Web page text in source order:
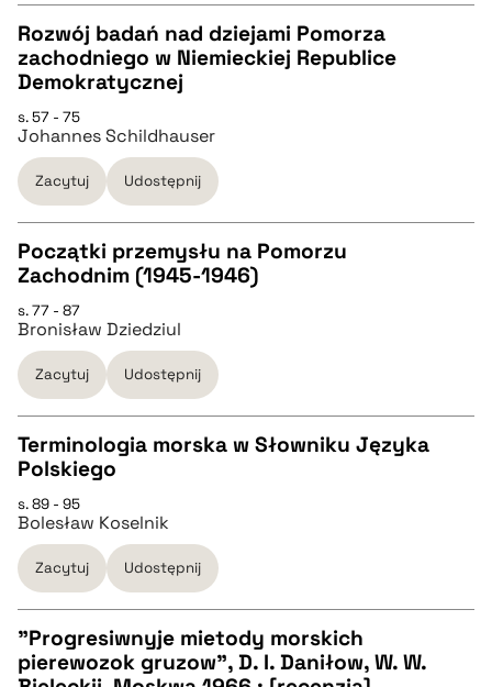
BIBTEX
pobierz cytat
CZYSTY TEKST
pobierz cytat
BIBTEX
pobierz cytat
Rozwój badań nad dziejami Pomorza
zachodniego w Niemieckiej Republice
Demokratycznej
s. 57 - 75
Johannes Schildhauser
Zacytuj Udostępnij
CZYSTY TEKST
pobierz cytat
BIBTEX
pobierz cytat
Początki przemysłu na Pomorzu
Zachodnim (1945-1946)
s. 77 - 87
Bronisław Dziedziul
Zacytuj Udostępnij
CZYSTY TEKST
pobierz cytat
BIBTEX
pobierz cytat
Terminologia morska w Słowniku Języka
Polskiego
s. 89 - 95
Bolesław Koselnik
Zacytuj Udostępnij
CZYSTY TEKST
"Progresiwnyje mietody morskich
pierewozok gruzow", D. I. Daniłow, W. W.